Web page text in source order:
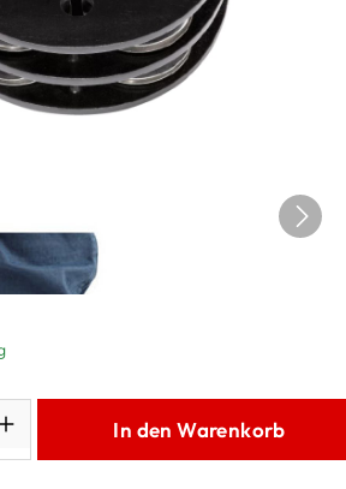
FJS2S-BK
In den Warenkorb